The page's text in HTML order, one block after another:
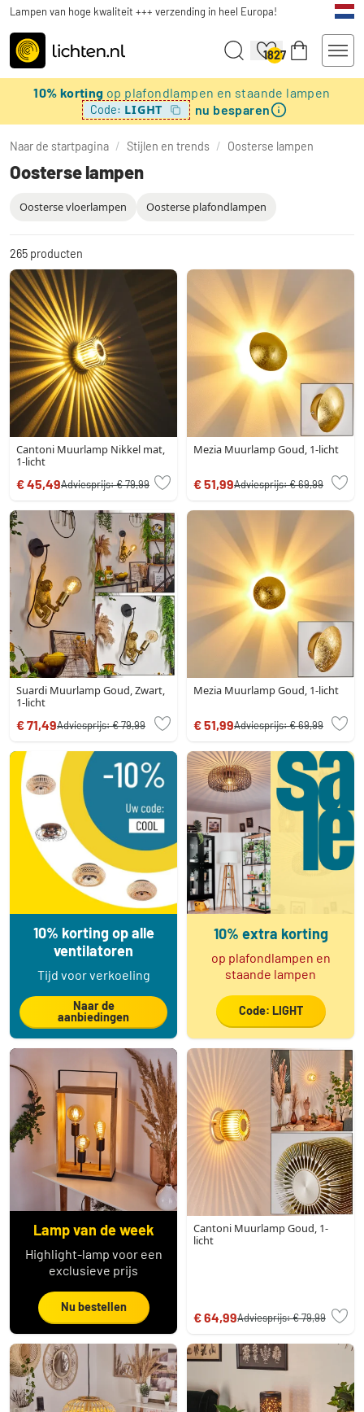
Lampen van hoge kwaliteit +++ verzending in heel Europa!
1827
10% korting op plafondlampen en staande lampen
Code: LIGHT nu besparen
Naar de startpagina / Stijlen en trends / Oosterse lampen
Oosterse lampen
Oosterse vloerlampen Oosterse plafondlampen
265 producten
Cantoni Muurlamp Nikkel mat,
1-licht
€ 45,49Adviesprijs:€ 79,99
Mezia Muurlamp Goud, 1-licht
€ 51,99Adviesprijs:€ 69,99
Suardi Muurlamp Goud, Zwart,
1-licht
€ 71,49Adviesprijs:€ 79,99
Mezia Muurlamp Goud, 1-licht
€ 51,99Adviesprijs:€ 69,99
10% korting op alle
ventilatoren
Tijd voor verkoeling
Naar de
aanbiedingen
10% extra korting
op plafondlampen en
staande lampen
Code: LIGHT
Lamp van de week
Highlight-lamp voor een
exclusieve prijs
Nu bestellen
Cantoni Muurlamp Goud, 1-
licht
€ 64,99Adviesprijs:€ 79,99